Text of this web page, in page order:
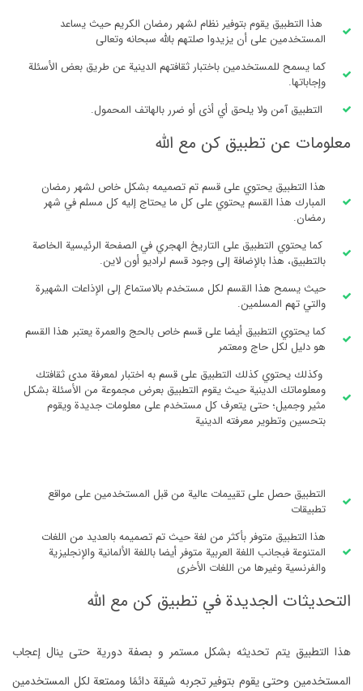
هذا التطبيق يقوم بتوفير نظام لشهر رمضان الكريم حيث يساعد
المستخدمين على أن يزيدوا صلتهم بالله سبحانه وتعالى
كما يسمح للمستخدمين باختبار ثقافتهم الدينية عن طريق بعض الأسئلة
وإجاباتها.
التطبيق آمن ولا يلحق أي أذى أو ضرر بالهاتف المحمول.
معلومات عن تطبيق كن مع الله
هذا التطبيق يحتوي على قسم تم تصميمه بشكل خاص لشهر رمضان
المبارك هذا القسم يحتوي على كل ما يحتاج إليه كل مسلم في شهر
رمضان.
كما يحتوي التطبيق على التاريخ الهجري في الصفحة الرئيسية الخاصة
بالتطبيق، هذا بالإضافة إلى وجود قسم لراديو أون لاين.
حيث يسمح هذا القسم لكل مستخدم بالاستماع إلى الإذاعات الشهيرة
والتي تهم المسلمين.
كما يحتوي التطبيق أيضا على قسم خاص بالحج والعمرة يعتبر هذا القسم
هو دليل لكل حاج ومعتمر
وكذلك يحتوي كذلك التطبيق على قسم به اختبار لمعرفة مدى ثقافتك
ومعلوماتك الدينية حيث يقوم التطبيق بعرض مجموعة من الأسئلة بشكل
مثير وجميل؛ حتى يتعرف كل مستخدم على معلومات جديدة ويقوم
بتحسين وتطوير معرفته الدينية
التطبيق حصل على تقييمات عالية من قبل المستخدمين على مواقع
تطبيقات
هذا التطبيق متوفر بأكثر من لغة حيث تم تصميمه بالعديد من اللغات
المتنوعة فبجانب اللغة العربية متوفر أيضا باللغة الألمانية والإنجليزية
والفرنسية وغيرها من اللغات الأخرى
التحديثات الجديدة في تطبيق كن مع الله
هذا التطبيق يتم تحديثه بشكل مستمر و بصفة دورية حتى ينال إعجاب
المستخدمين وحتى يقوم بتوفير تجربه شيقة دائمًا وممتعة لكل المستخدمين